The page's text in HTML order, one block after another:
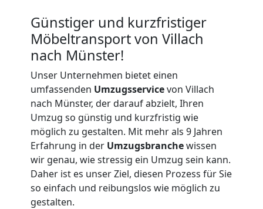
Günstiger und kurzfristiger
Möbeltransport von Villach
nach Münster!
Unser Unternehmen bietet einen
umfassenden Umzugsservicevon Villach
nach Münster, der darauf abzielt, Ihren
Umzug so günstig und kurzfristig wie
möglich zu gestalten. Mit mehr als 9 Jahren
Erfahrung in der Umzugsbranchewissen
wir genau, wie stressig ein Umzug sein kann.
Daher ist es unser Ziel, diesen Prozess für Sie
so einfach und reibungslos wie möglich zu
gestalten.